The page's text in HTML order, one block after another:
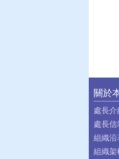
:::
關於
處長介
處長信
組織沿
組織架